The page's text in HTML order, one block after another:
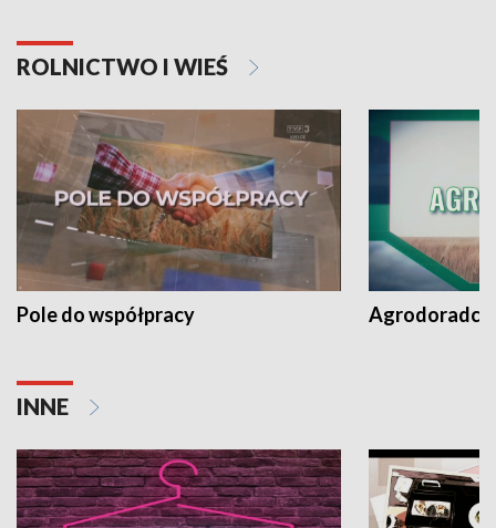
ROLNICTWO I WIEŚ
Pole do współpracy Agrodoradcy
INNE